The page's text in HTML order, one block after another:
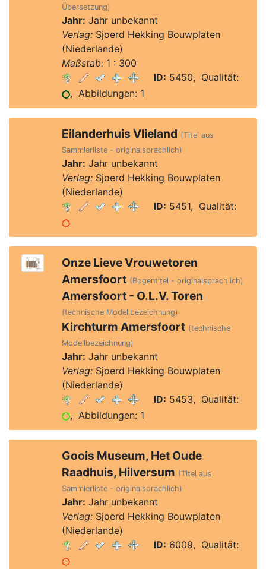
Übersetzung)
Jahr: Jahr unbekannt
Verlag:Sjoerd Hekking Bouwplaten
(Niederlande)
Maßstab:1 : 300
ID: 5450, Qualität:
, Abbildungen: 1
Eilanderhuis Vlieland (Titel aus
Sammlerliste - originalsprachlich)
Jahr: Jahr unbekannt
Verlag:Sjoerd Hekking Bouwplaten
(Niederlande)
ID: 5451, Qualität:
Onze Lieve Vrouwetoren
Amersfoort (Bogentitel - originalsprachlich)
Amersfoort - O.L.V. Toren
(technische Modellbezeichnung)
Kirchturm Amersfoort (technische
Modellbezeichnung)
Jahr: Jahr unbekannt
Verlag:Sjoerd Hekking Bouwplaten
(Niederlande)
ID: 5453, Qualität:
, Abbildungen: 1
Goois Museum, Het Oude
Raadhuis, Hilversum (Titel aus
Sammlerliste - originalsprachlich)
Jahr: Jahr unbekannt
Verlag:Sjoerd Hekking Bouwplaten
(Niederlande)
ID: 6009, Qualität: